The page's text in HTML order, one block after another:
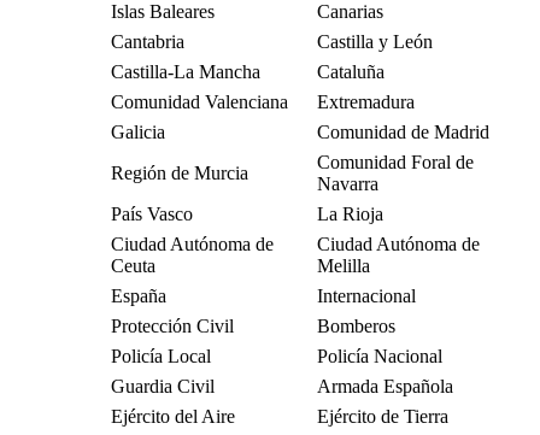
Islas Baleares
Canarias
Cantabria
Castilla y León
Castilla-La Mancha
Cataluña
Comunidad Valenciana
Extremadura
Galicia
Comunidad de Madrid
Región de Murcia
Comunidad Foral de
Navarra
País Vasco
La Rioja
Ciudad Autónoma de
Ceuta
Ciudad Autónoma de
Melilla
España
Internacional
Protección Civil
Bomberos
Policía Local
Policía Nacional
Guardia Civil
Armada Española
Ejército del Aire
Ejército de Tierra